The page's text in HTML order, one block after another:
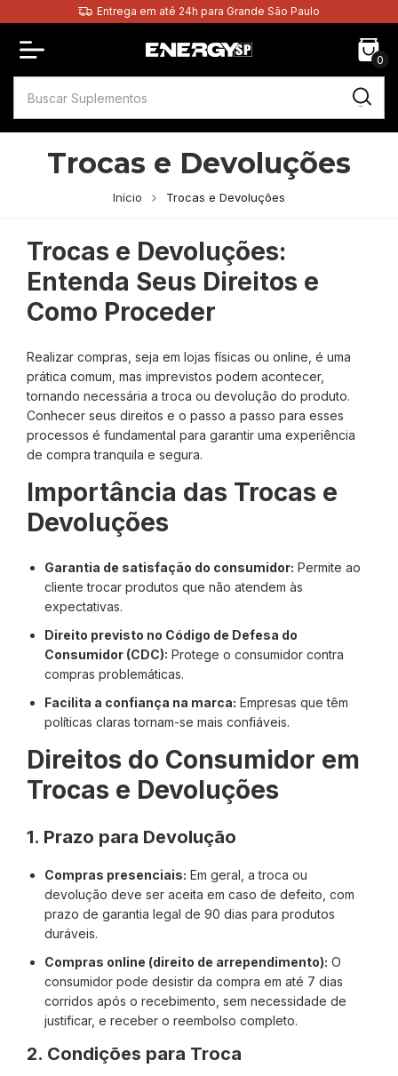
Entrega em até 24h para Grande São Paulo
0
Trocas e Devoluções
Início Trocas e Devoluções
Trocas e Devoluções:
Entenda Seus Direitos e
Como Proceder
Realizar compras, seja em lojas físicas ou online, é uma
prática comum, mas imprevistos podem acontecer,
tornando necessária a troca ou devolução do produto.
Conhecer seus direitos e o passo a passo para esses
processos é fundamental para garantir uma experiência
de compra tranquila e segura.
Importância das Trocas e
Devoluções
Garantia de satisfação do consumidor: Permite ao
cliente trocar produtos que não atendem às
expectativas.
Direito previsto no Código de Defesa do
Consumidor (CDC): Protege o consumidor contra
compras problemáticas.
Facilita a confiança na marca: Empresas que têm
políticas claras tornam-se mais confiáveis.
Direitos do Consumidor em
Trocas e Devoluções
1. Prazo para Devolução
Compras presenciais: Em geral, a troca ou
devolução deve ser aceita em caso de defeito, com
prazo de garantia legal de 90 dias para produtos
duráveis.
Compras online (direito de arrependimento): O
consumidor pode desistir da compra em até 7 dias
corridos após o recebimento, sem necessidade de
justificar, e receber o reembolso completo.
2. Condições para Troca